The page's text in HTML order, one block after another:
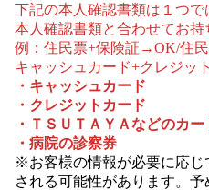
下記の本人確認書類は１つ
本人確認書類と合わせてお持
例：住民票+保険証→OK/住
キャッシュカード+クレジッ
・キャッシュカード
・クレジットカード
・ＴＳＵＴＡＹＡなどのカー
・病院の診察券
※お客様の情報が必要に応じ
される可能性があります。予